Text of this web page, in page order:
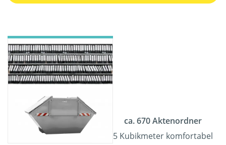
ca. 670 Aktenordner
5 Kubikmeter komfortabel